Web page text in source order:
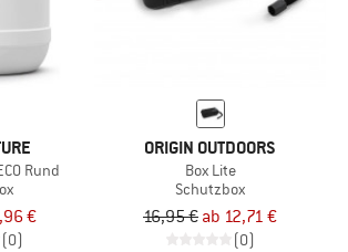
Rund
€
(0)
ORIGIN OUTDOORS
Box Lite
Schutzbox
16,95 € ab 12,71 €
(0)